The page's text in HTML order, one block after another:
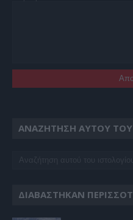
ΑΝΑΖΉΤΗΣΗ ΑΥΤΟΎ ΤΟΥ
ΔΙΑΒΆΣΤΗΚΑΝ